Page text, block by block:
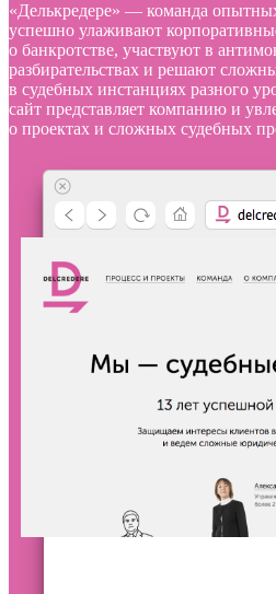
«Делькредере» — команда
успешно улаживают
о банкротстве, участвуют в
разбирательствах и решают
в судебных инстанциях разного
сайт представляет компанию и
о проектах и сложных судебных